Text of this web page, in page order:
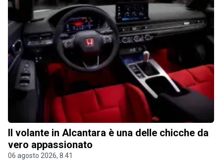
Il volante in Alcantara è una delle chicche da
vero appassionato
06 agosto 2026, 8.41